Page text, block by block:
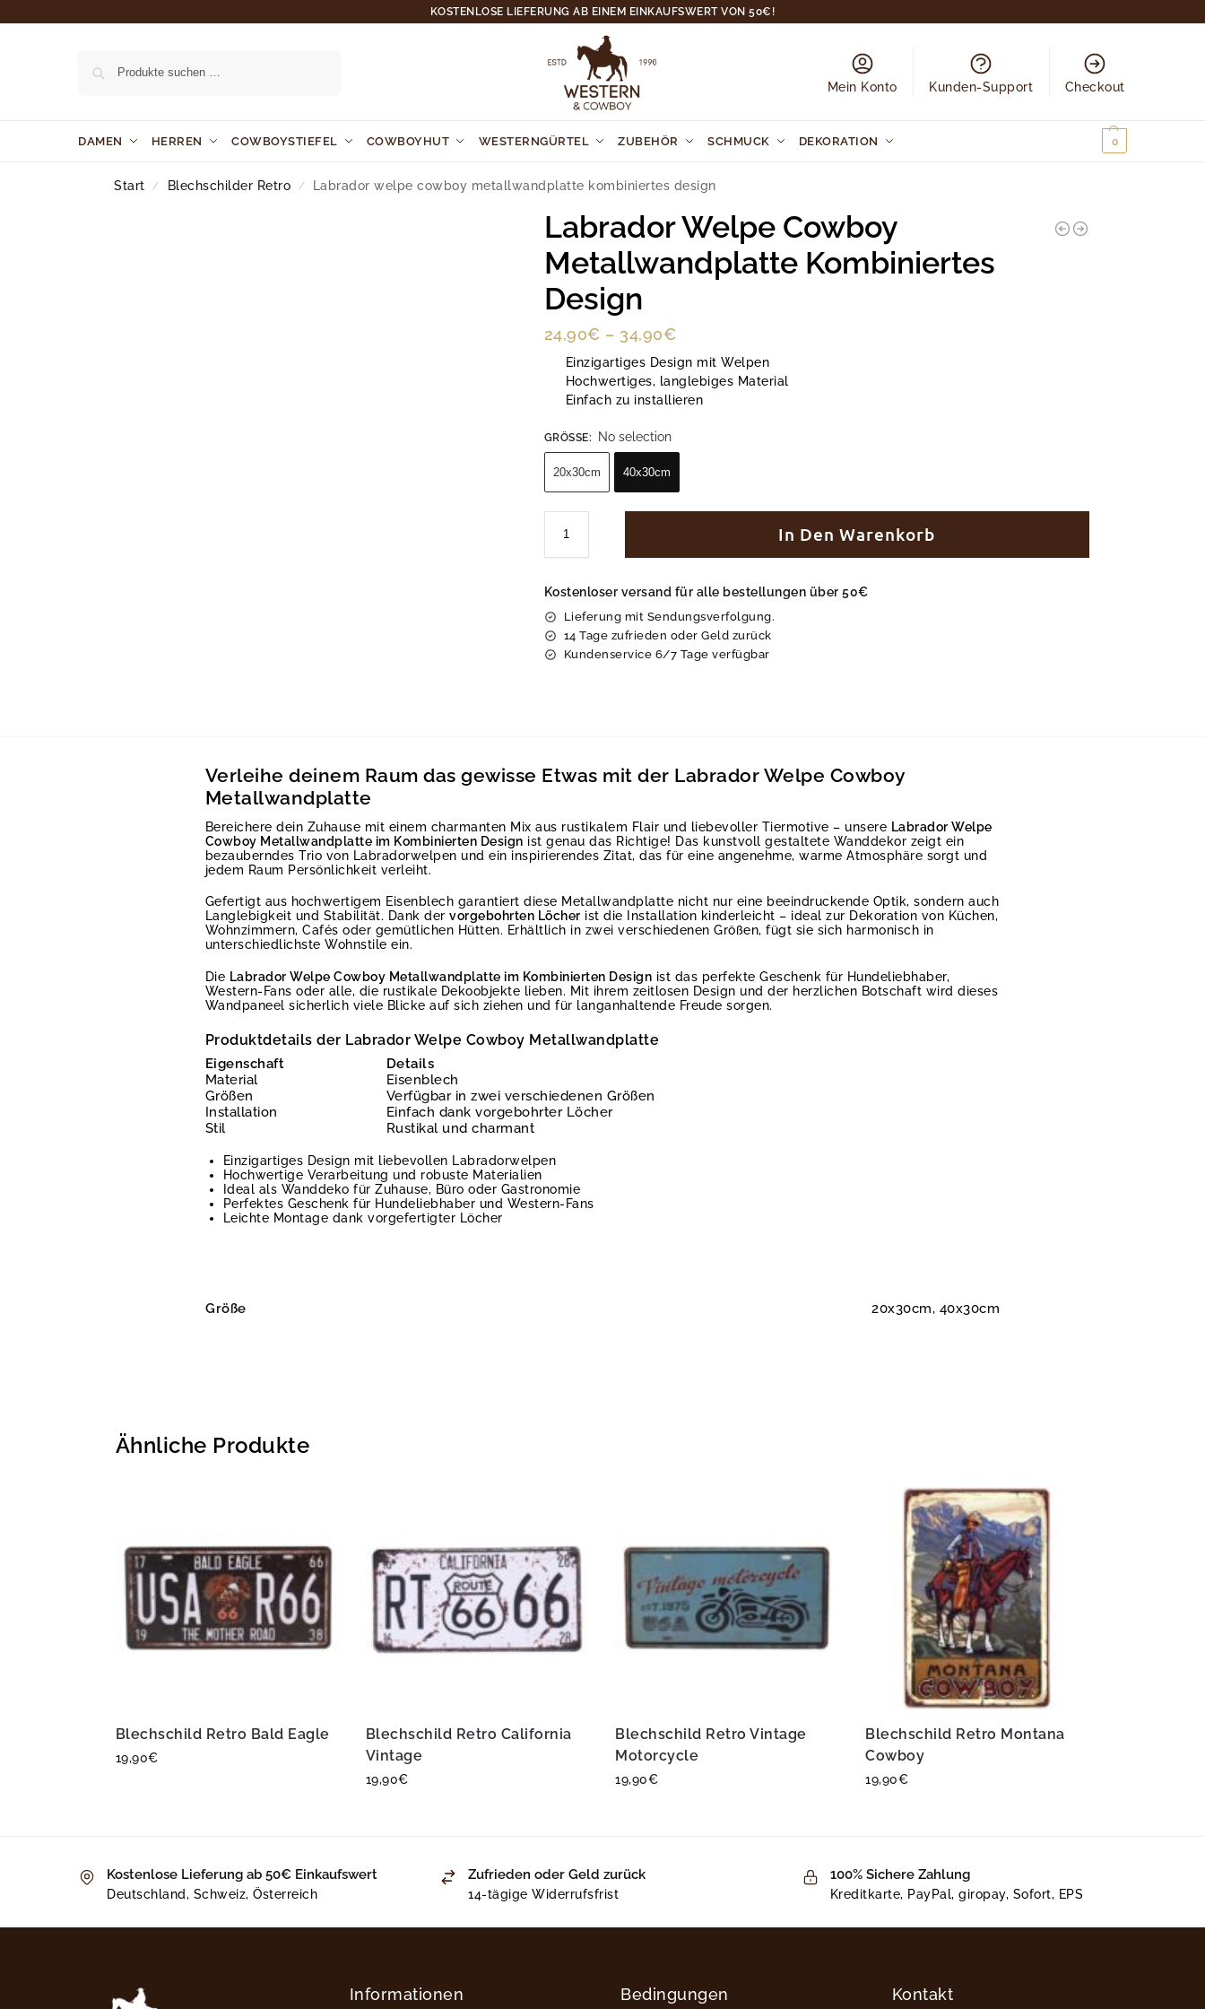
KOSTENLOSE LIEFERUNG AB EINEM EINKAUFSWERT VON 50€!
Mein Konto Kunden-Support Checkout
DAMEN HERREN COWBOYSTIEFEL COWBOYHUT WESTERNGÜRTEL ZUBEHÖR SCHMUCK DEKORATION 0
Start / Blechschilder Retro / Labrador welpe cowboy metallwandplatte kombiniertes design
Labrador Welpe Cowboy
Metallwandplatte Kombiniertes
Design
24,90€ – 34,90€
Einzigartiges Design mit Welpen
Hochwertiges, langlebiges Material
Einfach zu installieren
GRÖSSE : No selection
20x30cm 40x30cm
In Den Warenkorb
Kostenloser versand für alle bestellungen über 50€
Lieferung mit Sendungsverfolgung.
14 Tage zufrieden oder Geld zurück
Kundenservice 6/7 Tage verfügbar
Verleihe deinem Raum das gewisse Etwas mit der Labrador Welpe Cowboy
Metallwandplatte
Bereichere dein Zuhause mit einem charmanten Mix aus rustikalem Flair und liebevoller Tiermotive – unsere Labrador Welpe
Cowboy Metallwandplatte im Kombinierten Design ist genau das Richtige! Das kunstvoll gestaltete Wanddekor zeigt ein
bezauberndes Trio von Labradorwelpen und ein inspirierendes Zitat, das für eine angenehme, warme Atmosphäre sorgt und
jedem Raum Persönlichkeit verleiht.
Gefertigt aus hochwertigem Eisenblech garantiert diese Metallwandplatte nicht nur eine beeindruckende Optik, sondern auch
Langlebigkeit und Stabilität. Dank dervorgebohrten Löcher ist die Installation kinderleicht – ideal zur Dekoration von Küchen,
Wohnzimmern, Cafés oder gemütlichen Hütten. Erhältlich in zwei verschiedenen Größen, fügt sie sich harmonisch in
unterschiedlichste Wohnstile ein.
Die Labrador Welpe Cowboy Metallwandplatte im Kombinierten Design ist das perfekte Geschenk für Hundeliebhaber,
Western-Fans oder alle, die rustikale Dekoobjekte lieben. Mit ihrem zeitlosen Design und der herzlichen Botschaft wird dieses
Wandpaneel sicherlich viele Blicke auf sich ziehen und für langanhaltende Freude sorgen.
Produktdetails der Labrador Welpe Cowboy Metallwandplatte
Eigenschaft
Details
Material
Eisenblech
Größen
Verfügbar in zwei verschiedenen Größen
Installation
Einfach dank vorgebohrter Löcher
Stil
Rustikal und charmant
Einzigartiges Design mit liebevollen Labradorwelpen
Hochwertige Verarbeitung und robuste Materialien
Ideal als Wanddeko für Zuhause, Büro oder Gastronomie
Perfektes Geschenk für Hundeliebhaber und Western-Fans
Leichte Montage dank vorgefertigter Löcher
Größe 20x30cm, 40x30cm
Ähnliche Produkte
Blechschild Retro Bald Eagle
19,90€
Blechschild Retro California
Vintage
19,90€
Blechschild Retro Vintage
Motorcycle
19,90€
Blechschild Retro Montana
Cowboy
19,90€
Kostenlose Lieferung ab 50€ Einkaufswert
Deutschland, Schweiz, Österreich
Zufrieden oder Geld zurück
14-tägige Widerrufsfrist
100% Sichere Zahlung
Kreditkarte, PayPal, giropay, Sofort, EPS
Informationen Bedingungen Kontakt